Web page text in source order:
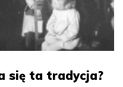
się ta tradycja?